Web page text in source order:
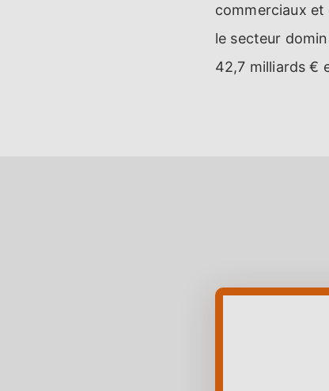
commerciaux
le secteur
42,7 milliards €